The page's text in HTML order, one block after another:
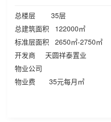
总楼层 35层
总建筑面积 122000㎡
标准层面积 2650㎡-2750㎡
开发商 天圆祥泰置业
物业公司
物业费 35元每月㎡